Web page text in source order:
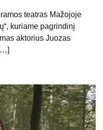
teatras Mažojoje
kuriame pagrindinį
aktorius Juozas